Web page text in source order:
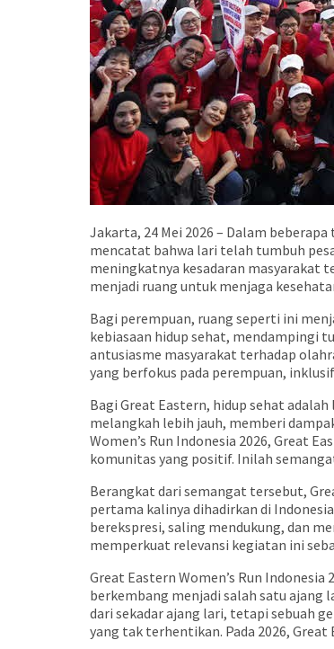
Jakarta, 24 Mei 2026 – Dalam
mencatat bahwa lari telah tumbuh
meningkatnya kesadaran masyarakat
menjadi ruang untuk menjaga
Bagi perempuan, ruang seperti ini
kebiasaan hidup sehat, mendampingi
antusiasme masyarakat terhadap
yang berfokus pada perempuan,
Bagi Great Eastern, hidup sehat
melangkah lebih jauh, memberi
Women’s Run Indonesia 2026, Great
komunitas yang positif. Inilah
Berangkat dari semangat tersebut,
pertama kalinya dihadirkan di
berekspresi, saling mendukung, dan
memperkuat relevansi kegiatan ini
Great Eastern Women’s Run
berkembang menjadi salah satu ajang
dari sekadar ajang lari, tetapi sebuah
yang tak terhentikan. Pada 2026, Great